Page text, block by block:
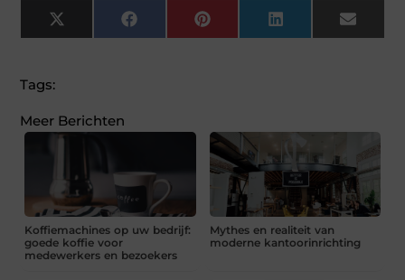
X
(Twitter)
FacebookPinterest LinkedIn Email
Tags:
Meer Berichten
Koffiemachines op uw bedrijf:
goede koffie voor
medewerkers en bezoekers
Mythes en realiteit van
moderne kantoorinrichting